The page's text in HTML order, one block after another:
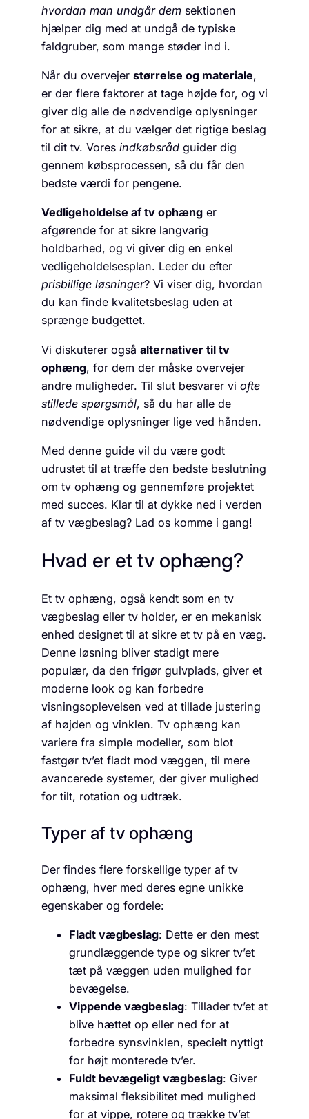
hvordan man undgår dem sektionen
hjælper dig med at undgå de typiske
faldgruber, som mange støder ind i.
Når du overvejer størrelse og materiale,
er der flere faktorer at tage højde for, og vi
giver dig alle de nødvendige oplysninger
for at sikre, at du vælger det rigtige beslag
til dit tv. Vores indkøbsråd guider dig
gennem købsprocessen, så du får den
bedste værdi for pengene.
Vedligeholdelse af tv ophæng er
afgørende for at sikre langvarig
holdbarhed, og vi giver dig en enkel
vedligeholdelsesplan. Leder du efter
prisbillige løsninger? Vi viser dig, hvordan
du kan finde kvalitetsbeslag uden at
sprænge budgettet.
Vi diskuterer også alternativer til tv
ophæng, for dem der måske overvejer
andre muligheder. Til slut besvarer vi ofte
stillede spørgsmål, så du har alle de
nødvendige oplysninger lige ved hånden.
Med denne guide vil du være godt
udrustet til at træffe den bedste beslutning
om tv ophæng og gennemføre projektet
med succes. Klar til at dykke ned i verden
af tv vægbeslag? Lad os komme i gang!
Hvad er et tv ophæng?
Et tv ophæng, også kendt som en tv
vægbeslag eller tv holder, er en mekanisk
enhed designet til at sikre et tv på en væg.
Denne løsning bliver stadigt mere
populær, da den frigør gulvplads, giver et
moderne look og kan forbedre
visningsoplevelsen ved at tillade justering
af højden og vinklen. Tv ophæng kan
variere fra simple modeller, som blot
fastgør tv’et fladt mod væggen, til mere
avancerede systemer, der giver mulighed
for tilt, rotation og udtræk.
Typer af tv ophæng
Der findes flere forskellige typer af tv
ophæng, hver med deres egne unikke
egenskaber og fordele:
Fladt vægbeslag: Dette er den mest
grundlæggende type og sikrer tv’et
tæt på væggen uden mulighed for
bevægelse.
Vippende vægbeslag: Tillader tv’et at
blive hættet op eller ned for at
forbedre synsvinklen, specielt nyttigt
for højt monterede tv’er.
Fuldt bevægeligt vægbeslag: Giver
maksimal fleksibilitet med mulighed
for at vippe, rotere og trække tv’et